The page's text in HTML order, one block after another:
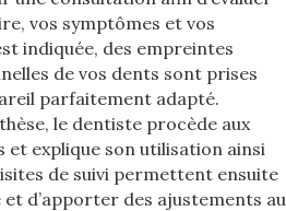
vos symptômes et vos
indiquée, des empreintes
de vos dents sont prises
parfaitement adapté.
le dentiste procède aux
et explique son utilisation ainsi
de suivi permettent ensuite
d’apporter des ajustements au